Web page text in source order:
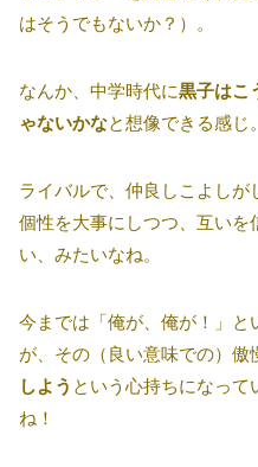
はそうでもないか？）。
なんか、中学時代に黒子はこ
ゃないかなと想像できる感じ。
ライバルで、仲良しこよしが
個性を大事にしつつ、互いを
い、みたいなね。
今までは「俺が、俺が！」
が、その（良い意味での）傲
しよう という心持ちになって
ね！